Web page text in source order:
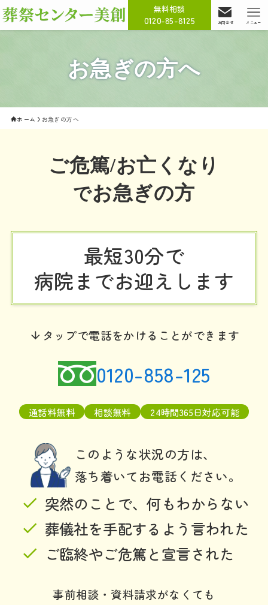
無料相談
0120-85-8125 お問合せ メニュー
お急ぎの方へ
ホーム お急ぎの方へ
ご危篤/お亡くなり
でお急ぎの方
最短30分で
病院までお迎えします
タップで電話をかけることができます
0120-858-125
通話料無料 相談無料 24時間365日対応可能
このような状況の方は、
落ち着いてお電話ください。
突然のことで、何もわからない
葬儀社を手配するよう言われた
ご臨終やご危篤と宣言された
事前相談・資料請求がなくても